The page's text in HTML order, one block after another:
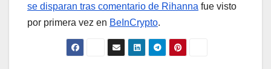
se disparan tras comentario de Rihanna fue visto
por primera vez en BeInCrypto.